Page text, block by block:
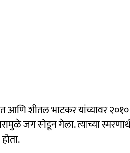
आणि शीतल भाटकर यांच्यावर
जग सोडून गेला. त्याच्या